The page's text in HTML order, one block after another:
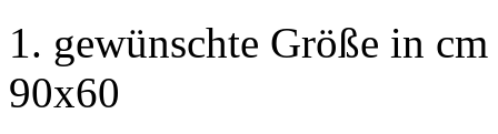
1. gewünschte Größe in
90x60